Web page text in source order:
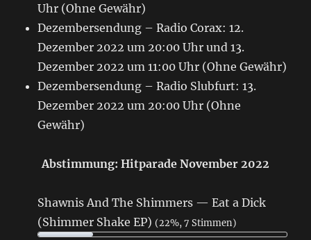
Uhr (Ohne Gewähr)
Dezembersendung – Radio Corax: 12.
Dezember 2022 um 20:00 Uhr und 13.
Dezember 2022 um 11:00 Uhr (Ohne Gewähr)
Dezembersendung – Radio Slubfurt: 13.
Dezember 2022 um 20:00 Uhr (Ohne
Gewähr)
Abstimmung: Hitparade November 2022
Shawnis And The Shimmers — Eat a Dick
(Shimmer Shake EP) (22%, 7 Stimmen)